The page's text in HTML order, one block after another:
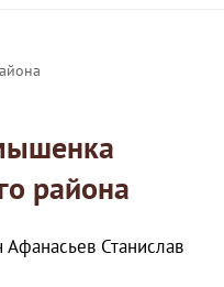
района
Афанасьев Станислав